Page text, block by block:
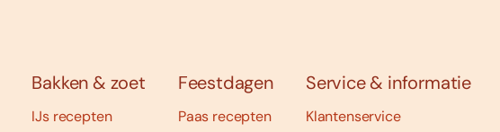
Bakken & zoet
IJs recepten
Feestdagen
Paas recepten
Service & informatie
Klantenservice